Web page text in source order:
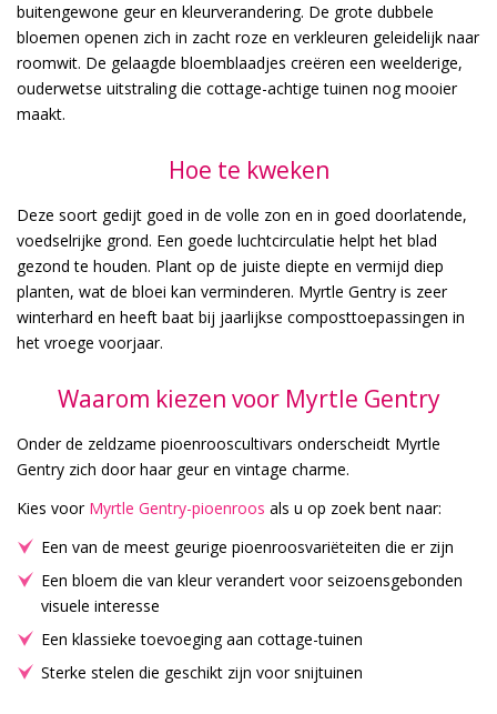
buitengewone geur en kleurverandering. De grote dubbele
bloemen openen zich in zacht roze en verkleuren geleidelijk naar
roomwit. De gelaagde bloemblaadjes creëren een weelderige,
ouderwetse uitstraling die cottage-achtige tuinen nog mooier
maakt.
Hoe te kweken
Deze soort gedijt goed in de volle zon en in goed doorlatende,
voedselrijke grond. Een goede luchtcirculatie helpt het blad
gezond te houden. Plant op de juiste diepte en vermijd diep
planten, wat de bloei kan verminderen. Myrtle Gentry is zeer
winterhard en heeft baat bij jaarlijkse composttoepassingen in
het vroege voorjaar.
Waarom kiezen voor Myrtle Gentry
Onder de zeldzame pioenrooscultivars onderscheidt Myrtle
Gentry zich door haar geur en vintage charme.
Kies voor Myrtle Gentry-pioenroos als u op zoek bent naar:
Een van de meest geurige pioenroosvariëteiten die er zijn
Een bloem die van kleur verandert voor seizoensgebonden
visuele interesse
Een klassieke toevoeging aan cottage-tuinen
Sterke stelen die geschikt zijn voor snijtuinen